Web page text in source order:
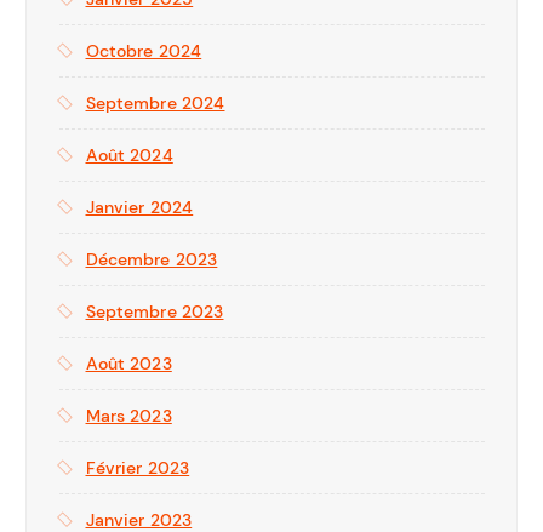
Octobre 2024
Septembre 2024
Août 2024
Janvier 2024
Décembre 2023
Septembre 2023
Août 2023
Mars 2023
Février 2023
Janvier 2023